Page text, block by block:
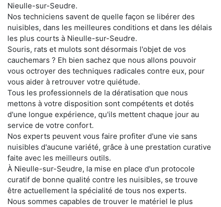
Nieulle-sur-Seudre.
Nos techniciens savent de quelle façon se libérer des
nuisibles, dans les meilleures conditions et dans les délais
les plus courts à Nieulle-sur-Seudre.
Souris, rats et mulots sont désormais l'objet de vos
cauchemars ? Eh bien sachez que nous allons pouvoir
vous octroyer des techniques radicales contre eux, pour
vous aider à retrouver votre quiétude.
Tous les professionnels de la dératisation que nous
mettons à votre disposition sont compétents et dotés
d'une longue expérience, qu'ils mettent chaque jour au
service de votre confort.
Nos experts peuvent vous faire profiter d'une vie sans
nuisibles d'aucune variété, grâce à une prestation curative
faite avec les meilleurs outils.
À Nieulle-sur-Seudre, la mise en place d'un protocole
curatif de bonne qualité contre les nuisibles, se trouve
être actuellement la spécialité de tous nos experts.
Nous sommes capables de trouver le matériel le plus